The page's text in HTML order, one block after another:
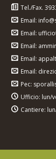
Tel./Fax.
Email:
Email:
Email:
Email:
Email:
Pec:
Ufficio: lun/
Cantiere: